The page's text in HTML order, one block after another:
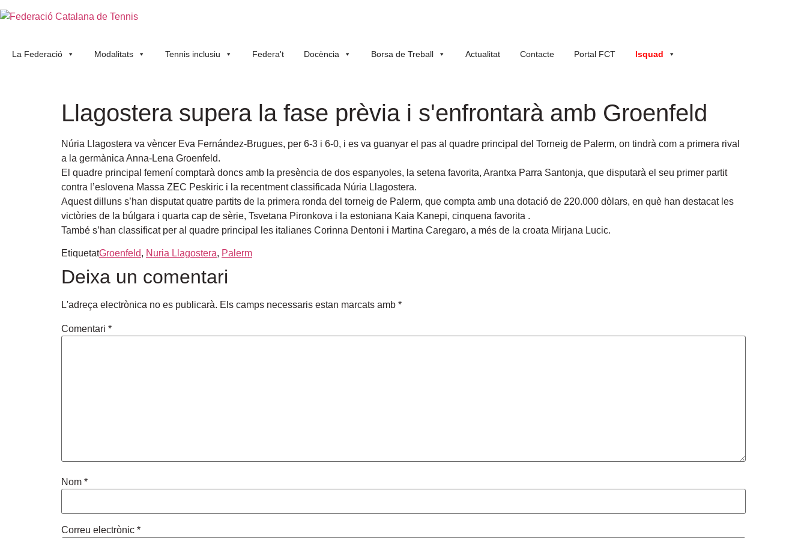
La Federació Modalitats Tennis inclusiu Federa't Docència Borsa de Treball Actualitat Contacte Portal FCT Isquad
Llagostera supera la fase prèvia i s'enfrontarà amb Groenfeld
Núria Llagostera va vèncer Eva Fernández-Brugues, per 6-3 i 6-0, i es va guanyar el pas al quadre principal del Torneig de Palerm, on tindrà com a primera rival
a la germànica Anna-Lena Groenfeld.
El quadre principal femení comptarà doncs amb la presència de dos espanyoles, la setena favorita, Arantxa Parra Santonja, que disputarà el seu primer partit
contra l’eslovena Massa ZEC Peskiric i la recentment classificada Núria Llagostera.
Aquest dilluns s’han disputat quatre partits de la primera ronda del torneig de Palerm, que compta amb una dotació de 220.000 dòlars, en què han destacat les
victòries de la búlgara i quarta cap de sèrie, Tsvetana Pironkova i la estoniana Kaia Kanepi, cinquena favorita .
També s’han classificat per al quadre principal les italianes Corinna Dentoni i Martina Caregaro, a més de la croata Mirjana Lucic.
EtiquetatGroenfeld, Nuria Llagostera, Palerm
Deixa un comentari
L'adreça electrònica no es publicarà. Els camps necessaris estan marcats amb *
Comentari *
Nom *
Correu electrònic *